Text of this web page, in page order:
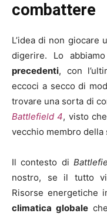
combattere
L’idea di non giocare
digerire. Lo
precedenti, con
eccoci a secco di
trovare una sorta di
Battlefield 4, visto
vecchio membro della
Il contesto di
nostro, se il tutto
Risorse energetiche
climatica globale